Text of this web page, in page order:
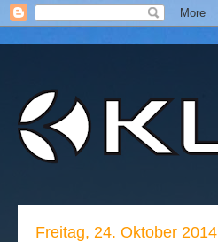
Freitag, 24. Oktober 2014